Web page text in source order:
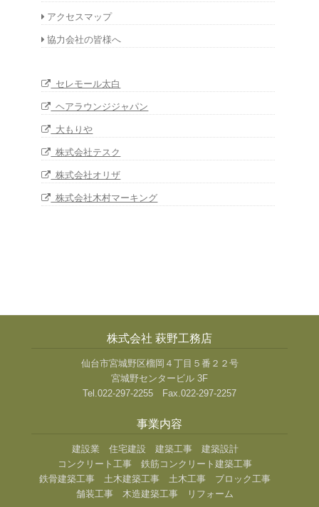
アクセスマップ
協力会社の皆様へ
セレモール太白
ヘアラウンジジャパン
大もりや
株式会社テスク
株式会社オリザ
株式会社木村マーキング
株式会社 萩野工務店
仙台市宮城野区榴岡４丁目５番２２号
宮城野センタービル 3F
Tel.022-297-2255 Fax.022-297-2257
事業内容
建設業 住宅建設 建築工事 建築設計
コンクリート工事 鉄筋コンクリート建築工事
鉄骨建築工事 土木建築工事 土木工事 ブロック工事
舗装工事 木造建築工事 リフォーム